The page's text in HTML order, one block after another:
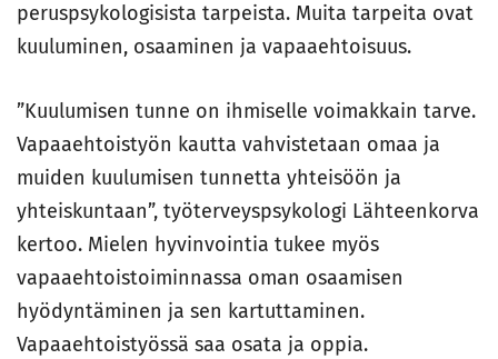
peruspsykologisista tarpeista. Muita tarpeita ovat
kuuluminen, osaaminen ja vapaaehtoisuus.
”Kuulumisen tunne on ihmiselle voimakkain tarve.
Vapaaehtoistyön kautta vahvistetaan omaa ja
muiden kuulumisen tunnetta yhteisöön ja
yhteiskuntaan”, työterveyspsykologi Lähteenkorva
kertoo. Mielen hyvinvointia tukee myös
vapaaehtoistoiminnassa oman osaamisen
hyödyntäminen ja sen kartuttaminen.
Vapaaehtoistyössä saa osata ja oppia.